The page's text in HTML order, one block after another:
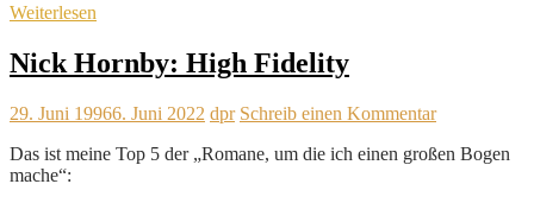
Weiterlesen
Nick Hornby: High Fidelity
29. Juni 19966. Juni 2022 dpr Schreib einen Kommentar
Das ist meine Top 5 der „Romane, um die ich einen großen Bogen
mache“: